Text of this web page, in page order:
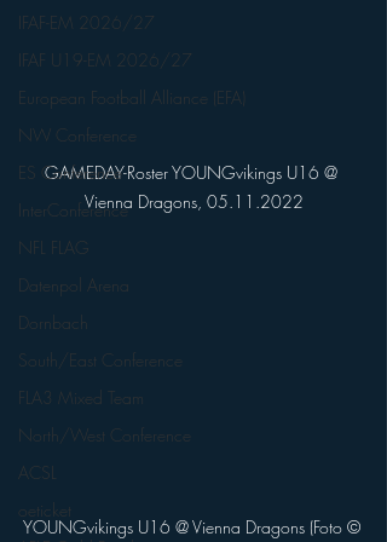
IFAF-EM 2026/27
IFAF U19-EM 2026/27
European Football Alliance (EFA)
NW Conference
ES Conference
InterConference
NFL FLAG
Datenpol Arena
Dornbach
South/East Conference
FLA3 Mixed Team
North/West Conference
ACSL
oeticket
GAMEDAY-Roster YOUNGvikings U16 @
Vienna Dragons, 05.11.2022
YOUNGvikings U16 @ Vienna Dragons (Foto ©